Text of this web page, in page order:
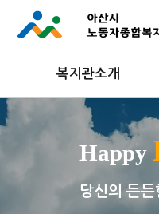
복지관소개
Happy
당신의 든